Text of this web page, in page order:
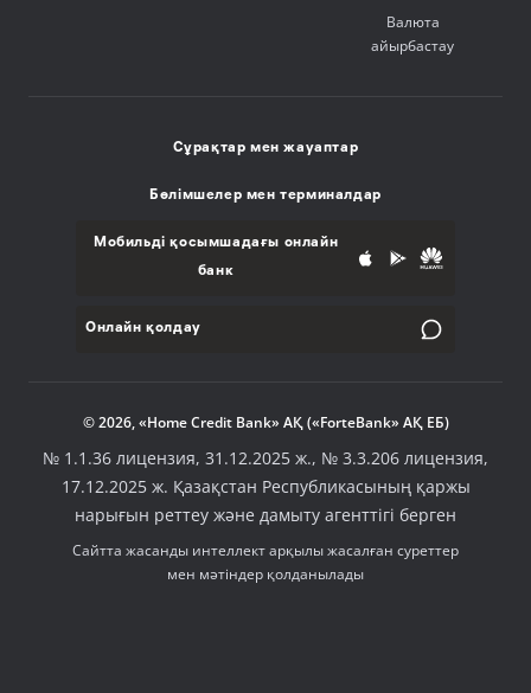
Валюта
айырбастау
Сұрақтар мен жауаптар
Бөлімшелер мен терминалдар
Мобильді қосымшадағы онлайн
банк
Онлайн қолдау
© 2026, «Home Credit Bank» АҚ («ForteBank» АҚ ЕБ)
№ 1.1.36 лицензия, 31.12.2025 ж., № 3.3.206 лицензия,
17.12.2025 ж. Қазақстан Республикасының қаржы
нарығын реттеу және дамыту агенттігі берген
Сайтта жасанды интеллект арқылы жасалған суреттер
мен мәтіндер қолданылады